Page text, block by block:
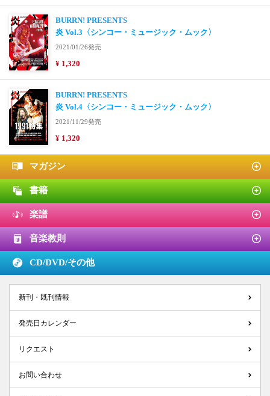
BURRN! PRESENTS
炎 Vol.3〈シンコー・ミュージック・ムック〉
2021/01/26発売
¥ 1,320
BURRN! PRESENTS
炎 Vol.4〈シンコー・ミュージック・ムック〉
2021/11/29発売
¥ 1,320
マガジン
書籍
楽譜
音楽教則
CD/DVD/その他
新刊・既刊情報
発売日カレンダー
リクエスト
お問い合わせ